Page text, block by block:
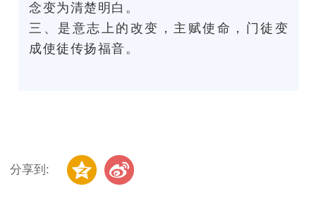
念变为清楚明白。
三、是意志上的改变，主赋使命，门徒变
成使徒传扬福音。
分享到: